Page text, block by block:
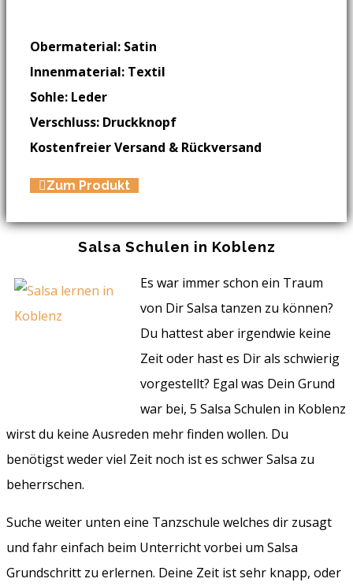
Obermaterial: Satin
Innenmaterial: Textil
Sohle: Leder
Verschluss: Druckknopf
Kostenfreier Versand & Rückversand
Zum Produkt
Salsa Schulen in Koblenz
Es war immer schon ein Traum
von Dir Salsa tanzen zu können?
Du hattest aber irgendwie keine
Zeit oder hast es Dir als schwierig
vorgestellt? Egal was Dein Grund
war bei, 5 Salsa Schulen in Koblenz
wirst du keine Ausreden mehr finden wollen. Du
benötigst weder viel Zeit noch ist es schwer Salsa zu
beherrschen.
Suche weiter unten eine Tanzschule welches dir zusagt
und fahr einfach beim Unterricht vorbei um Salsa
Grundschritt zu erlernen. Deine Zeit ist sehr knapp, oder